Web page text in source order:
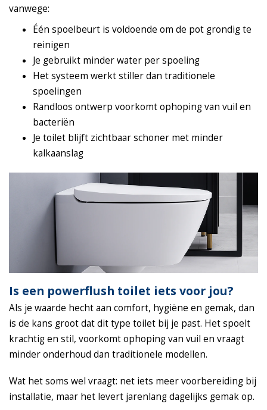
vanwege:
Één spoelbeurt is voldoende om de pot grondig te
reinigen
Je gebruikt minder water per spoeling
Het systeem werkt stiller dan traditionele
spoelingen
Randloos ontwerp voorkomt ophoping van vuil en
bacteriën
Je toilet blijft zichtbaar schoner met minder
kalkaanslag
Is een powerflush toilet iets voor jou?
Als je waarde hecht aan comfort, hygiëne en gemak, dan
is de kans groot dat dit type toilet bij je past. Het spoelt
krachtig en stil, voorkomt ophoping van vuil en vraagt
minder onderhoud dan traditionele modellen.
Wat het soms wel vraagt: net iets meer voorbereiding bij
installatie, maar het levert jarenlang dagelijks gemak op.